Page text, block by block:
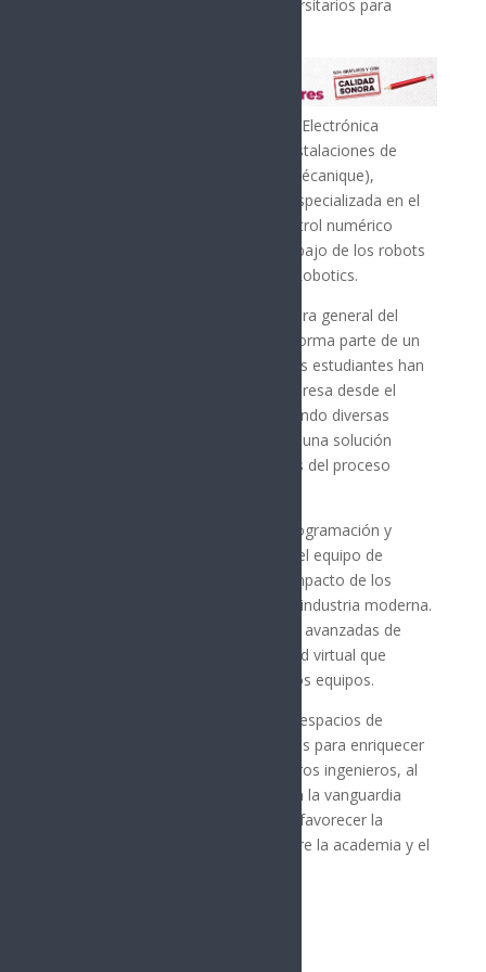
capacitación para estudiantes universitarios para
Alumnos de la carrera de Ingeniería Electrónica
realizaron una visita técnica a las instalaciones de
IDMM (Industrie Doloise de Micromécanique),
empresa global de origen francés especializada en el
mecanizado de precisión sobre control numérico
(CNC), para conocer de cerca el trabajo de los robots
colaborativos fabricados por JAKA Robotics.
Margarita Vélez de la Rocha, directora general del
Itesca, destacó que esta actividad forma parte de un
proyecto de vinculación en el que los estudiantes han
colaborado activamente con la empresa desde el
semestre enero-mayo 2026, aportando diversas
propuestas técnicas para encontrar una solución
factible y eficiente a las necesidades del proceso
Durante la sesión práctica sobre programación y
aplicaciones de la tecnología JAKA, el equipo de
jóvenes pudo analizar de cerca el impacto de los
cobots (robots colaborativos) en la industria moderna.
Asimismo, exploraron herramientas avanzadas de
programación y entornos de realidad virtual que
facilitan la operación segura de estos equipos.
Este tipo de alianzas estratégicas y espacios de
colaboración resultan fundamentales para enriquecer
la formación académica de los futuros ingenieros, al
conectar directamente las aulas con la vanguardia
tecnológica del sector productivo y favorecer la
transferencia de conocimientos entre la academia y el